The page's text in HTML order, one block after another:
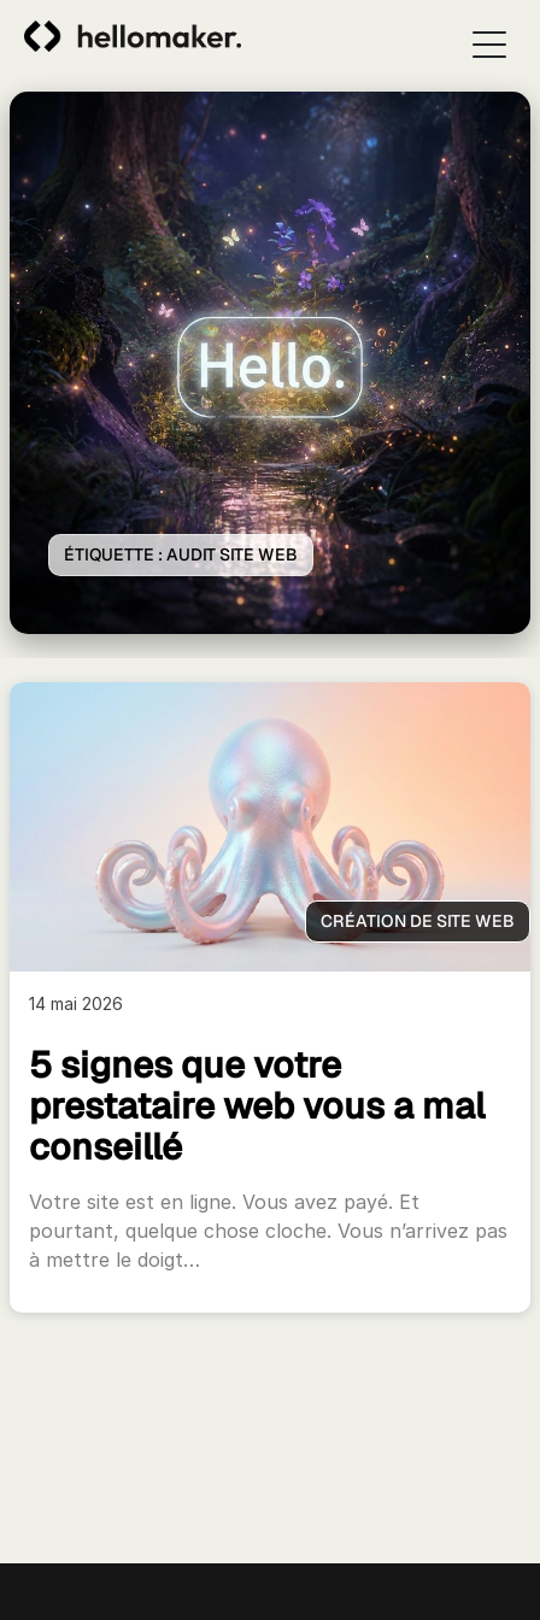
ÉTIQUETTE : AUDIT SITE WEB
CRÉATION DE SITE WEB
14 mai 2026
5 signes que votre
prestataire web vous a mal
conseillé
Votre site est en ligne. Vous avez payé. Et
pourtant, quelque chose cloche. Vous n’arrivez pas
à mettre le doigt…